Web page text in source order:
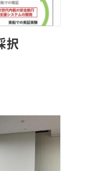
択